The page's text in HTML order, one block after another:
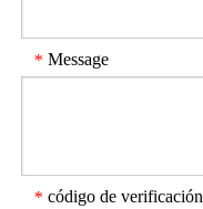
* Message
* código de verificación